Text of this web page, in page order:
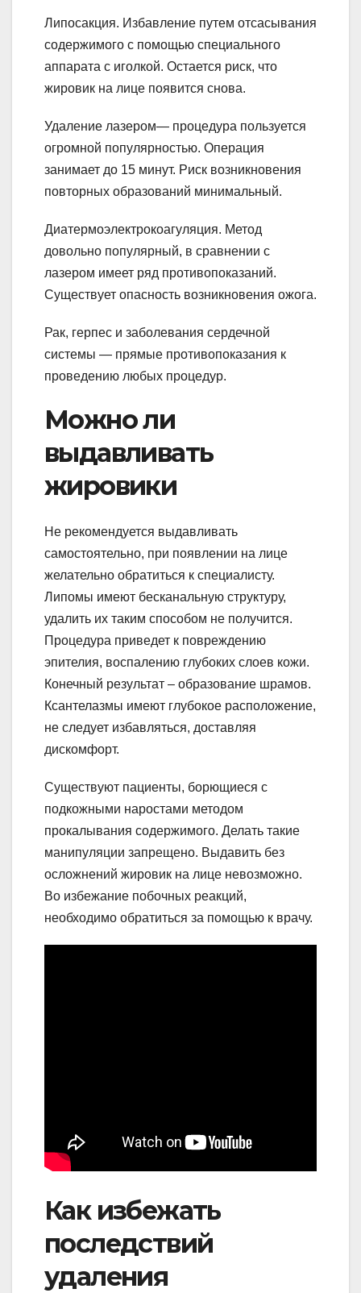
Липосакция. Избавление путем отсасывания
содержимого с помощью специального
аппарата с иголкой. Остается риск, что
жировик на лице появится снова.
Удаление лазером— процедура пользуется
огромной популярностью. Операция
занимает до 15 минут. Риск возникновения
повторных образований минимальный.
Диатермоэлектрокоагуляция. Метод
довольно популярный, в сравнении с
лазером имеет ряд противопоказаний.
Существует опасность возникновения ожога.
Рак, герпес и заболевания сердечной
системы — прямые противопоказания к
проведению любых процедур.
Можно ли
выдавливать
жировики
Не рекомендуется выдавливать
самостоятельно, при появлении на лице
желательно обратиться к специалисту.
Липомы имеют бесканальную структуру,
удалить их таким способом не получится.
Процедура приведет к повреждению
эпителия, воспалению глубоких слоев кожи.
Конечный результат – образование шрамов.
Ксантелазмы имеют глубокое расположение,
не следует избавляться, доставляя
дискомфорт.
Существуют пациенты, борющиеся с
подкожными наростами методом
прокалывания содержимого. Делать такие
манипуляции запрещено. Выдавить без
осложнений жировик на лице невозможно.
Во избежание побочных реакций,
необходимо обратиться за помощью к врачу.
Как избежать
последствий
удаления